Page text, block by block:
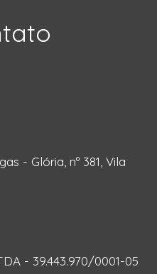
- Glória, nº 381, Vila
- 39.443.970/0001-05